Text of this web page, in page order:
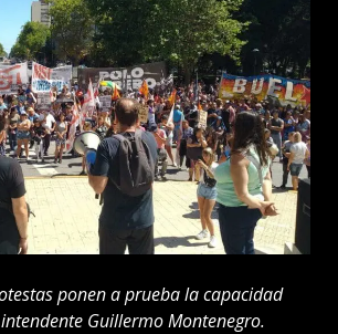
ponen a prueba la capacidad
Guillermo Montenegro.